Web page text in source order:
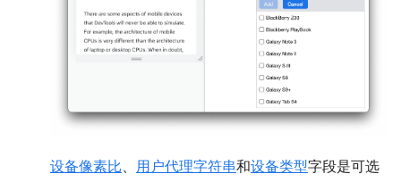
设备像素比、 用户代理字符串和设备类型字段是可选